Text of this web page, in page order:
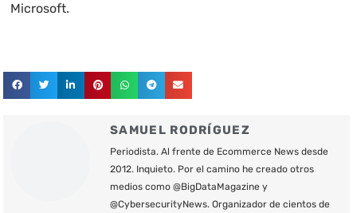
Microsoft.
SAMUEL RODRÍGUEZ
Periodista. Al frente de Ecommerce News desde
2012. Inquieto. Por el camino he creado otros
medios como @BigDataMagazine y
@CybersecurityNews. Organizador de cientos de